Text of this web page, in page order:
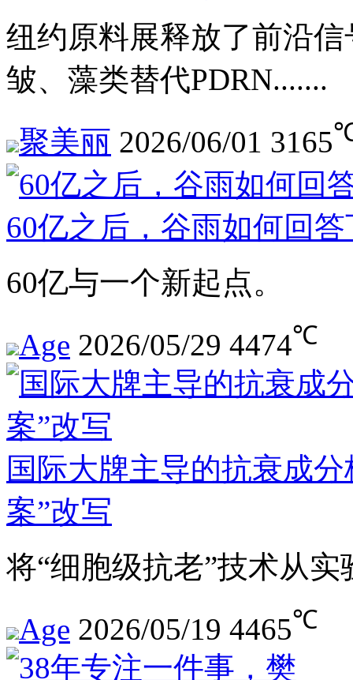
纽约原料展释放了前沿
皱、藻类替代PDRN.......
聚美丽 2026/06/01 3165
60亿之后，谷雨如何回
60亿与一个新起点。
Age 2026/05/29 4474℃
国际大牌主导的抗衰成
案”改写
将“细胞级抗老”技术从
Age 2026/05/19 4465℃